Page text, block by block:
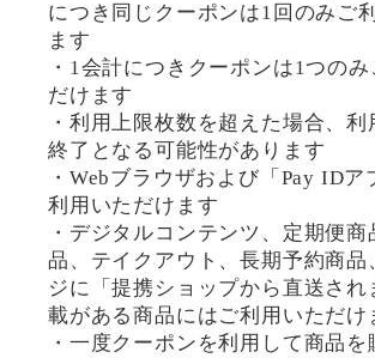
につき同じクーポンは1回のみご
ます
・1会計につきクーポンは1つの
だけます
・利用上限枚数を超えた場合、利
終了となる可能性があります
・Webブラウザおよび「Pay IDア
利用いただけます
・デジタルコンテンツ、定期便商
品、テイクアウト、長期予約商品
ジに「提携ショップから直送され
載がある商品にはご利用いただけ
・一度クーポンを利用して商品を